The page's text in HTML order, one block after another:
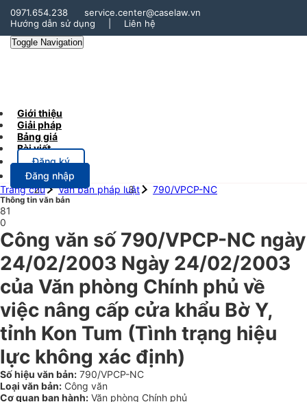
0971.654.238
service.center@caselaw.vn
Hướng dẫn sử dụng
Liên hệ
Toggle Navigation
Giới thiệu
Giải pháp
Bảng giá
Bài viết
Đăng ký
Đăng nhập
Trang chủ
Văn bản pháp luật 790/VPCP-NC
Thông tin văn bản
81
0
Công văn số 790/VPCP-NC ngày
24/02/2003 Ngày 24/02/2003
của Văn phòng Chính phủ về
việc nâng cấp cửa khẩu Bờ Y,
tỉnh Kon Tum (Tình trạng hiệu
lực không xác định)
Số hiệu văn bản: 790/VPCP-NC
Loại văn bản: Công văn
Cơ quan ban hành: Văn phòng Chính phủ